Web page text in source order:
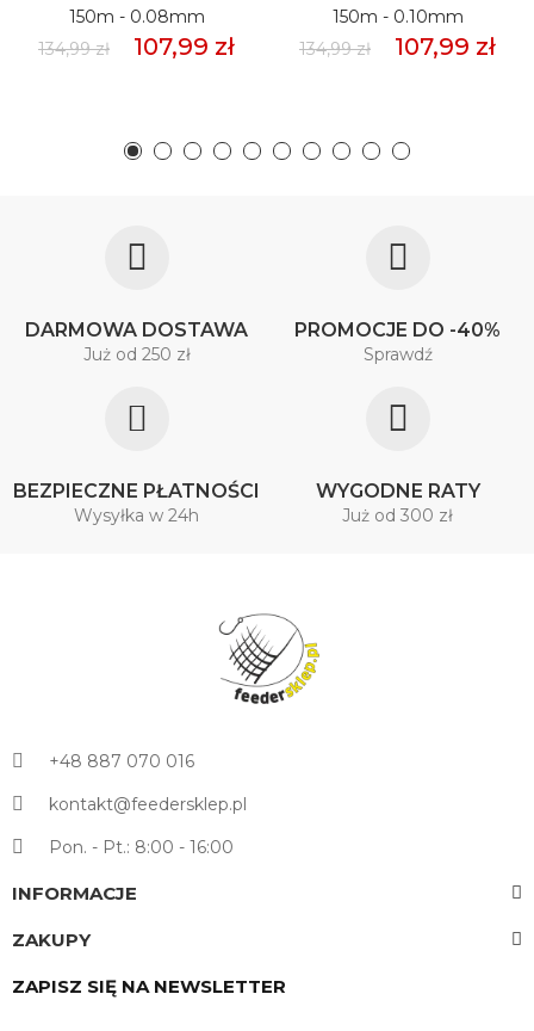
150m - 0.08mm
134,99 zł
107,99 zł
150m - 0.10mm
134,99 zł
107,99 zł
DARMOWA DOSTAWA
Już od 250 zł
PROMOCJE DO -40%
Sprawdź
BEZPIECZNE PŁATNOŚCI
Wysyłka w 24h
WYGODNE RATY
Już od 300 zł
+48 887 070 016
kontakt@feedersklep.pl
Pon. - Pt.: 8:00 - 16:00
INFORMACJE
ZAKUPY
ZAPISZ SIĘ NA NEWSLETTER